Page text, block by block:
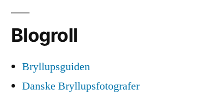
Blogroll
Bryllupsguiden
Danske Bryllupsfotografer